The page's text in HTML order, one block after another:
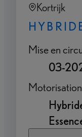
Kortrijk
Mise en
03-
Motorisation